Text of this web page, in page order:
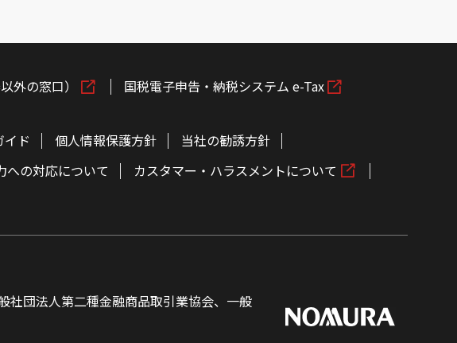
外の窓口） 国税電子申告・納税システム e-Tax
イド 個人情報保護方針
当社の勧誘方針
への対応について
カスタマー・ハラスメントについて
社団法人第二種金融商品取引業協会、一般